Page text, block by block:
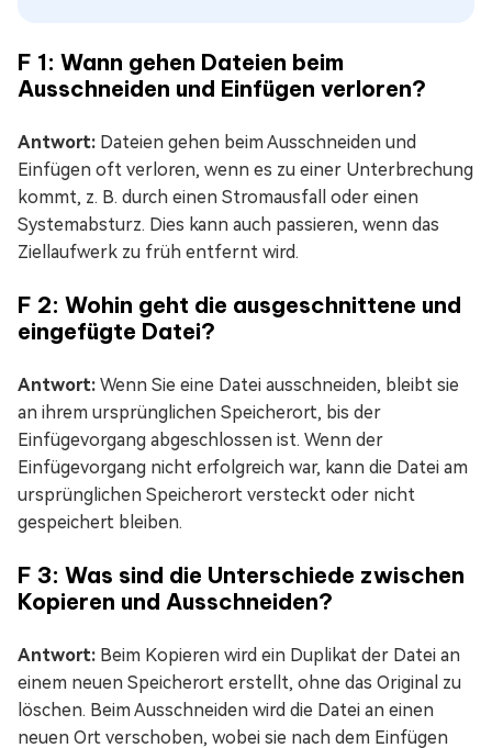
F 1: Wann gehen Dateien beim
Ausschneiden und Einfügen verloren?
Antwort: Dateien gehen beim Ausschneiden und
Einfügen oft verloren, wenn es zu einer Unterbrechung
kommt, z. B. durch einen Stromausfall oder einen
Systemabsturz. Dies kann auch passieren, wenn das
Ziellaufwerk zu früh entfernt wird.
F 2: Wohin geht die ausgeschnittene und
eingefügte Datei?
Antwort: Wenn Sie eine Datei ausschneiden, bleibt sie
an ihrem ursprünglichen Speicherort, bis der
Einfügevorgang abgeschlossen ist. Wenn der
Einfügevorgang nicht erfolgreich war, kann die Datei am
ursprünglichen Speicherort versteckt oder nicht
gespeichert bleiben.
F 3: Was sind die Unterschiede zwischen
Kopieren und Ausschneiden?
Antwort: Beim Kopieren wird ein Duplikat der Datei an
einem neuen Speicherort erstellt, ohne das Original zu
löschen. Beim Ausschneiden wird die Datei an einen
neuen Ort verschoben, wobei sie nach dem Einfügen